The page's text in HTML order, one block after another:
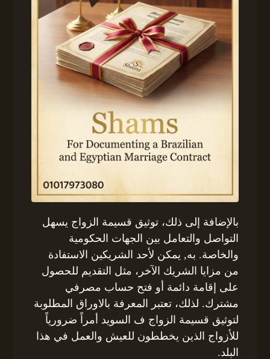
بالإضافة إلى ذلك، توثيق قسيمة الزواج يسهل
التواصل والتعامل بين الجهات الحكومية
والخاصة. به, يمكن لأحد الشريكين الاستفادة
من مزايا الشريك الآخر، مثل التقديم للحصول
على إقامة دائمة أو فتح حساب مصرفي
مشترك. لذلك، تعتبر المعرفة بالاوراق المطلوبة
لتوثيق قسيمة الزواج ف السويد أمراً ضرورياً
للأزواج الذين يخططون للعيش والعمل في هذا
البلد.